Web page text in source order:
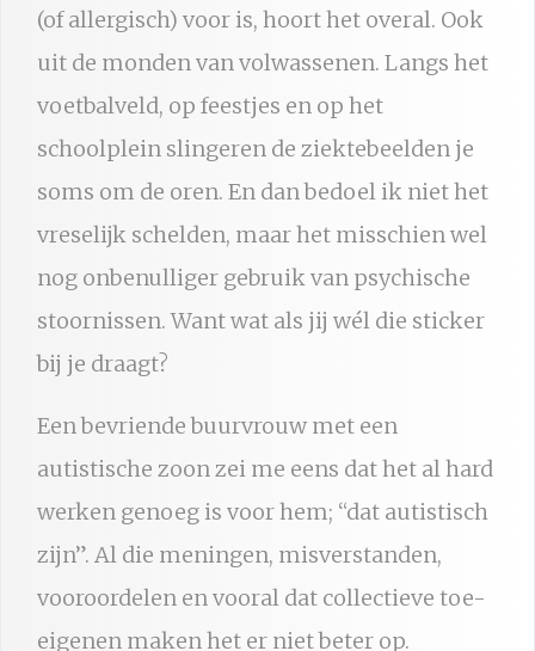
(of allergisch) voor is, hoort het overal. Ook
uit de monden van volwassenen. Langs het
voetbalveld, op feestjes en op het
schoolplein slingeren de ziektebeelden je
soms om de oren. En dan bedoel ik niet het
vreselijk schelden, maar het misschien wel
nog onbenulliger gebruik van psychische
stoornissen. Want wat als jij wél die sticker
bij je draagt?
Een bevriende buurvrouw met een
autistische zoon zei me eens dat het al hard
werken genoeg is voor hem; “dat autistisch
zijn”. Al die meningen, misverstanden,
vooroordelen en vooral dat collectieve toe-
eigenen maken het er niet beter op.